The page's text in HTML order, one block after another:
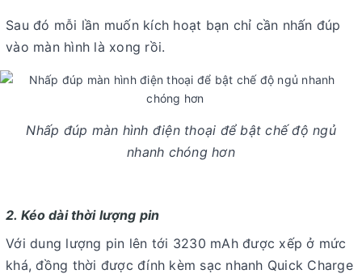
Sau đó mỗi lần muốn kích hoạt bạn chỉ cần nhấn đúp
vào màn hình là xong rồi.
Nhấp đúp màn hình điện thoại để bật chế độ ngủ
nhanh chóng hơn
2. Kéo dài thời lượng pin
Với dung lượng pin lên tới 3230 mAh được xếp ở mức
khá, đồng thời được đính kèm sạc nhanh Quick Charge